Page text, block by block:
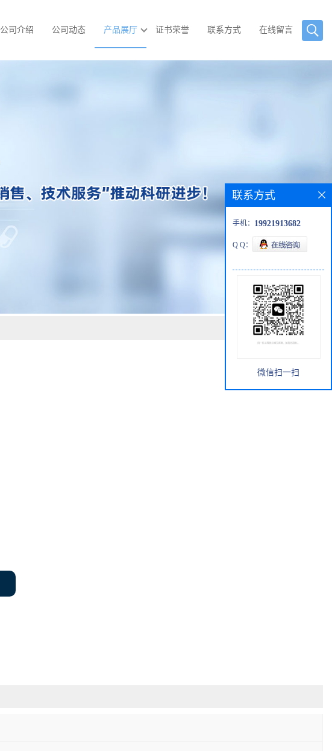
公司介绍 公司动态 产品展厅 证书荣誉 联系方式 在线留言
联系方式
手机： 19921913682
Q Q：
微信扫一扫